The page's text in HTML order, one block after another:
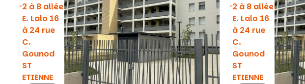
2 à 8 allée
E. Lalo 16
à 24 rue
C.
Gounod
ST
ETIENNE
2 à 8 allée
E. Lalo 16
à 24 rue
C.
Gounod
ST
ETIENNE